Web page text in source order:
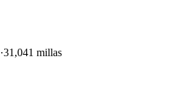
31,041 millas